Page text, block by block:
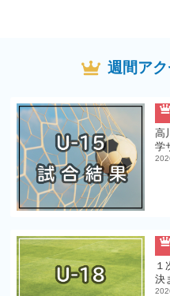
週間ア
高
学
１
決